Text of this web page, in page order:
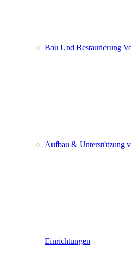
Bau Und Restaurierung
Aufbau & Unterstützung
Einrichtungen